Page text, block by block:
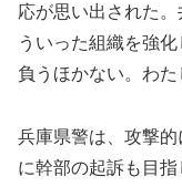
応が思い出された
ういった組織を強
負うほかない。わた
兵庫県警は、攻撃
に幹部の起訴も目